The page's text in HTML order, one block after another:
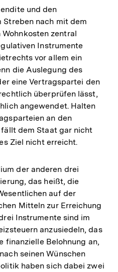
und den
nach mit dem
zentral
Instrumente
vor allem ein
die Auslegung des
eine Vertragspartei den
überprüfen lässt,
angewendet. Halten
an den
dem Staat gar nicht
Ziel nicht erreicht.
der anderen drei
das heißt, die
auf der
Mitteln zur Erreichung
Instrumente sind im
anzusiedeln, das
finanzielle Belohnung an,
seinen Wünschen
haben sich dabei zwei